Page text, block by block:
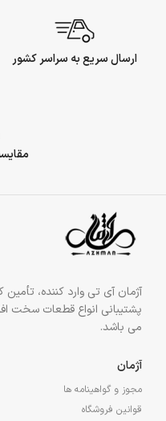
ارسال سریع به سراسر کشور
آژمان آی تی وارد کننده،
پشتیبانی انواع قطعات سخت
می باشد.
آژمان
مجوز و گواهینامه ها
قوانین فروشگاه